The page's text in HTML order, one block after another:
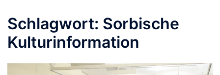
Schlagwort: Sorbische
Kulturinformation